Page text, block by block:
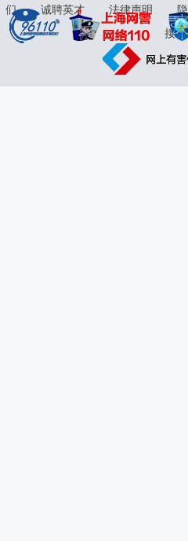
们
诚聘英才 法律声明
接